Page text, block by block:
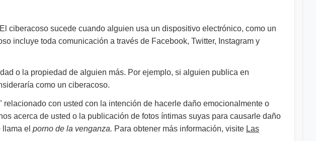
ciberacoso sucede cuando alguien usa un dispositivo electrónico, como un
incluye toda comunicación a través de Facebook, Twitter, Instagram y
o la propiedad de alguien más. Por ejemplo, si alguien publica en
como un ciberacoso.
con usted con la intención de hacerle daño emocionalmente o
acerca de usted o la publicación de fotos íntimas suyas para causarle daño
el porno de la venganza. Para obtener más información, visite Las